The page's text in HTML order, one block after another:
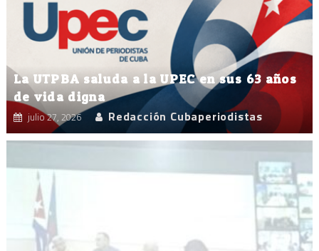
La UTPBA saluda a la UPEC en sus 63 años
de vida digna
julio 27, 2026 Redacción Cubaperiodistas